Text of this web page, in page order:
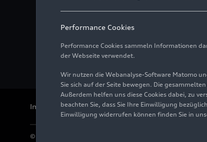
ImpressumRechtlichesDatenschutz
© 2026 AUDI AG. Alle Rechte vorbehalten.
Performance Cookies
Performance Cookies sammeln Informationen
der Webseite verwendet.
Wir nutzen die Webanalyse-Software Matomo
Sie sich auf der Seite bewegen. Die
Außerdem helfen uns diese Cookies dabei, zu
beachten Sie, dass Sie Ihre Einwilligung
Einwilligung widerrufen können finden Sie in